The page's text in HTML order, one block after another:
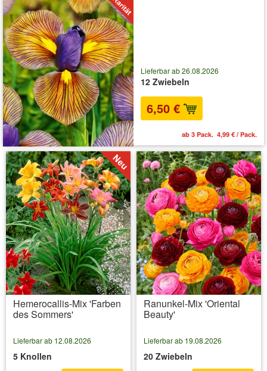
Lieferbar ab 26.08.2026
12 Zwiebeln
6,50 €
ab 3 Pack. 4,99 € / Pack.
Hemerocallis-Mix 'Farben
des Sommers'
Lieferbar ab 12.08.2026
5 Knollen
Ranunkel-Mix 'Oriental
Beauty'
Lieferbar ab 19.08.2026
20 Zwiebeln